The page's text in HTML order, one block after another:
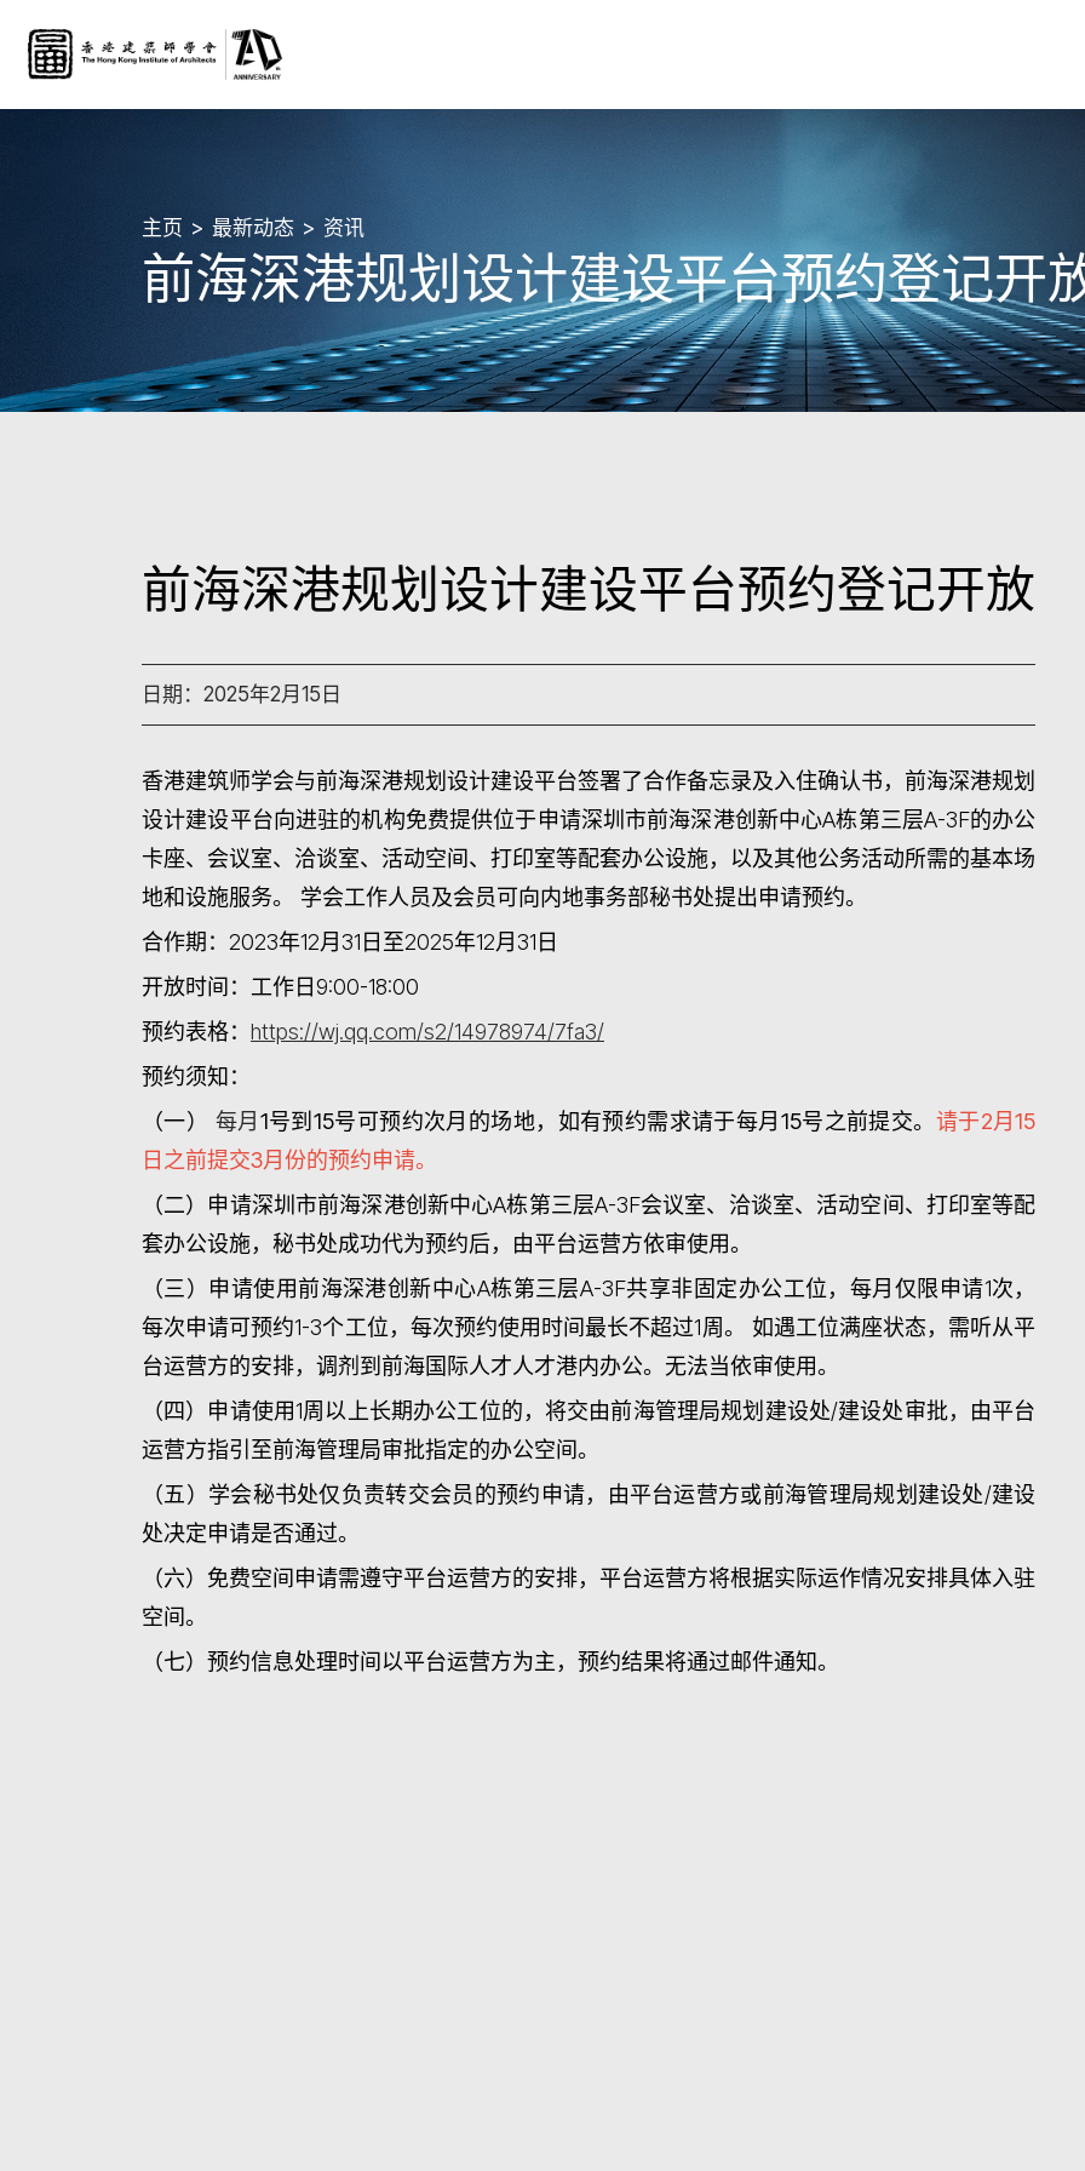
主页 最新动态 资讯
前海深港规划设计建设平台预约登记开
前海深港规划设计建设平台预约登记开放
日期：2025年2月15日
香港建筑师学会与前海深港规划设计建设平台签署了合作备忘录及入住确认书，前海深港规划
设计建设平台向进驻的机构免费提供位于申请深圳市前海深港创新中心A栋第三层A-3F的办公
卡座、会议室、洽谈室、活动空间、打印室等配套办公设施，以及其他公务活动所需的基本场
地和设施服务。 学会工作人员及会员可向内地事务部秘书处提出申请预约。
合作期 ：2023年12月31日至2025年12月31日
开放时间 ：工作日9:00-18:00
预约表格： https://wj.qq.com/s2/14978974/7fa3/
预约须知 ：
（一） 每月 1号到15号可预约次月的场地，如有预约需求请于每月15号之前提交。 请于2月15
日之前提交3月份的预约申请。
（二）申请深圳市前海深港创新中心A栋第三层A-3F会议室、洽谈室、活动空间、打印室等配
套办公设施，秘书处成功代为预约后，由平台运营方依审使用。
（三）申请使用前海深港创新中心A栋第三层A-3F共享非固定办公工位，每月仅限申请1次，
每次申请可预约1-3个工位，每次预约使用时间最长不超过1周。 如遇工位满座状态，需听从平
台运营方的安排，调剂到前海国际人才人才港内办公。无法当依审使用。
（四）申请使用1周以上长期办公工位的，将交由前海管理局规划建设处/建设处审批，由平台
运营方指引至前海管理局审批指定的办公空间。
（五）学会秘书处仅负责转交会员的预约申请，由平台运营方或前海管理局规划建设处/建设
处决定申请是否通过。
（六）免费空间申请需遵守平台运营方的安排，平台运营方将根据实际运作情况安排具体入驻
空间。
（七）预约信息处理时间以平台运营方为主，预约结果将通过邮件通知。